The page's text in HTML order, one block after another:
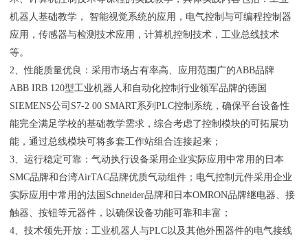
机器人基础教学， 智能视觉系统的应用，电气控制与可编程控制器
应用，传感器与检测技术应用，计算机控制技术，工业总线技术
等。
2、性能质量优良：采用市场占有率高、应用范围广的ABB品牌
ABB IRB 120型工业机器人和自动化控制行业领军品牌的德国
SIEMENS公司S7-2 00 SMART系列PLC控制系统，确保平台设备性
能完全满足学校的基础教学需求，综合考虑了控制模块的可拓展功
能，通过总线模块可将多套工作站组合连接起来；
3、运行稳定可靠：气动执行设备采用企业实际应用中常用的日本
SMC品牌和台湾AirTAC品牌优质气动组件；电气控制元件采用企业
实际应用中常用的法国Schneider品牌和日本OMRON品牌继电器、接
触器、按钮等元器件，以确保设备功能可靠和丰富；
4、技术领先开放：工业机器人与PLC以及其他外围器件的电气接线